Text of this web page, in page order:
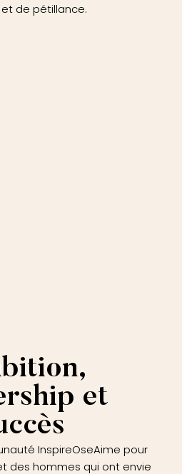
de pétillance.
et
InspireOseAime pour
des hommes qui ont envie